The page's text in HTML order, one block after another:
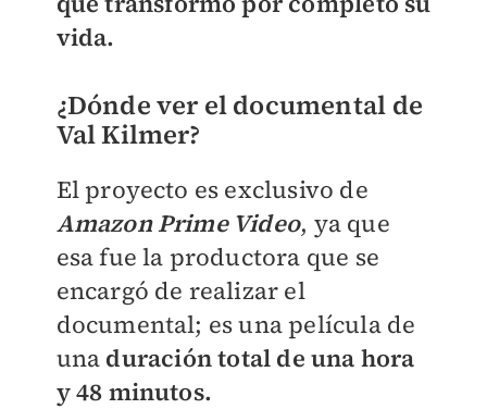
vida.
¿Dónde ver el documental de
Val Kilmer?
El proyecto es exclusivo de
Amazon Prime Video, ya que
esa fue la productora que se
encargó de realizar el
documental; es una película de
una duración total de una hora
y 48 minutos.